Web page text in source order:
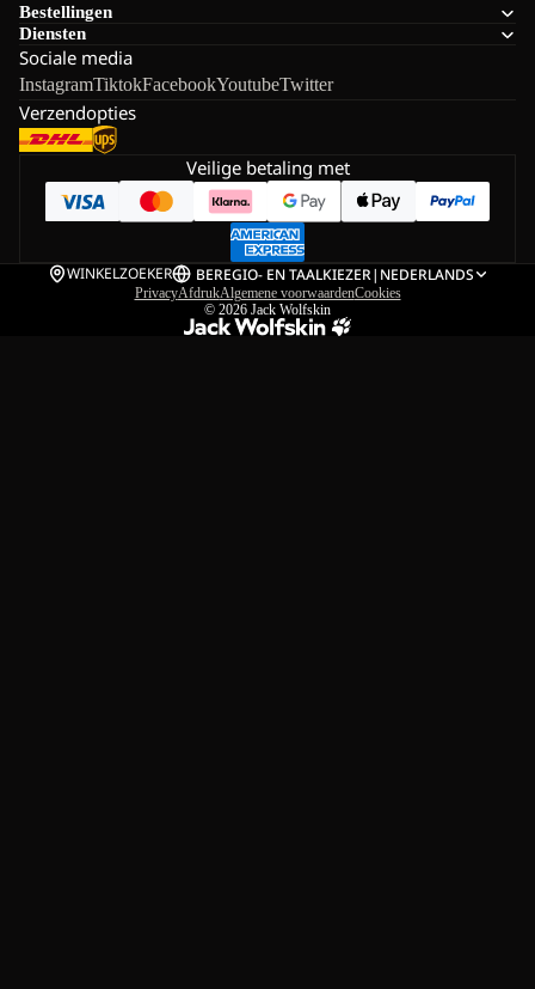
Bestellingen
Diensten
Sociale media
InstagramTiktokFacebookYoutubeTwitter
Verzendopties
Veilige betaling met
WINKELZOEKER BEREGIO- EN TAALKIEZER| NEDERLANDS
PrivacyAfdrukAlgemene voorwaardenCookies
© 2026 Jack Wolfskin